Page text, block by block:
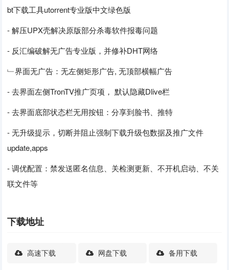
bt下载工具utorrent专业版中文绿色版
- 解压UPX壳解决原版部分杀毒软件报毒问题
- 反汇编破解无广告专业版，并修补DHT网络
﹂界面无广告：无左侧矩形广告, 无顶部横幅广告
- 去界面左侧TronTV推广页项， 默认隐藏Dlive栏
- 去界面底部状态栏无用按钮：分享到脸书、推特
- 无升级提示，切断并阻止强制下载升级包数据及推广文件
update,apps
- 调优配置：禁发送匿名信息、关检测更新、不开机启动、不关
联文件等
下载地址
高速下载 网盘下载 备用下载